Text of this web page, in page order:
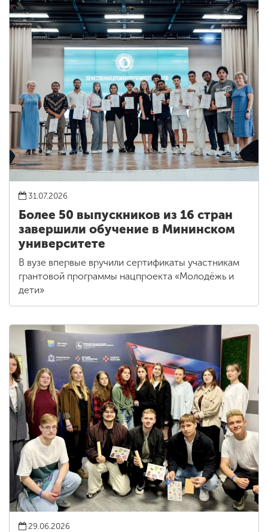
31.07.2026
Более 50 выпускников из 16 стран
завершили обучение в Мининском
университете
В вузе впервые вручили сертификаты участникам
грантовой программы нацпроекта «Молодёжь и
дети»
29.06.2026